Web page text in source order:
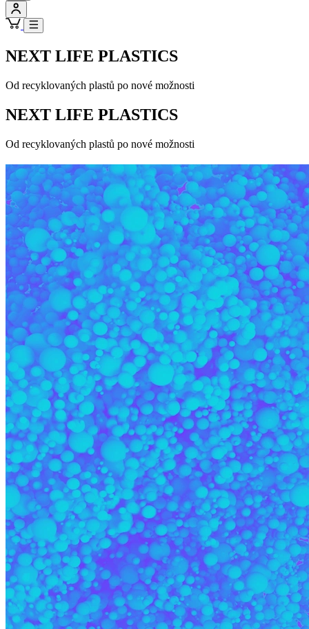
NEXT LIFE PLASTICS
Od recyklovaných plastů po nové možnosti
NEXT LIFE PLASTICS
Od recyklovaných plastů po nové možnosti